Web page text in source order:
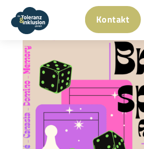
Kontakt